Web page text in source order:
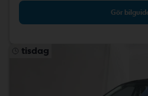
Gör
tisdag